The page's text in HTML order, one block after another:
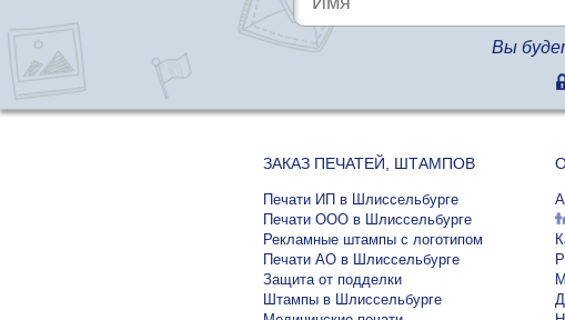
Вы
ЗАКАЗ ПЕЧАТЕЙ, ШТАМПОВ
Печати ИП в Шлиссельбурге
Печати ООО в Шлиссельбурге
Рекламные штампы с логотипом
Печати АО в Шлиссельбурге
Защита от подделки
Штампы в Шлиссельбурге